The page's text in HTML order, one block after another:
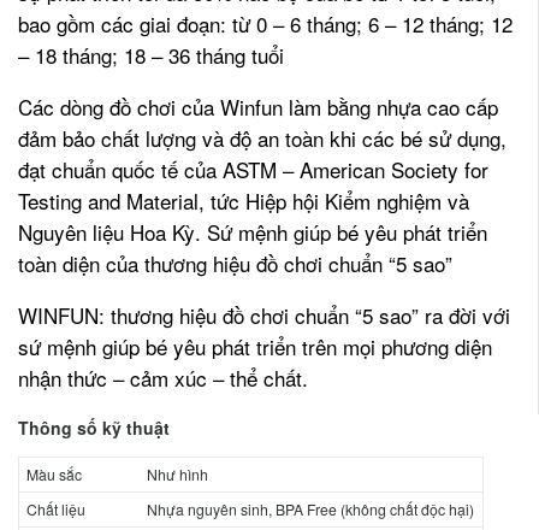
bao gồm các giai đoạn: từ 0 – 6 tháng; 6 – 12 tháng; 12
– 18 tháng; 18 – 36 tháng tuổi
Các dòng đồ chơi của Winfun làm bằng nhựa cao cấp
đảm bảo chất lượng và độ an toàn khi các bé sử dụng,
đạt chuẩn quốc tế của ASTM – American Society for
Testing and Material, tức Hiệp hội Kiểm nghiệm và
Nguyên liệu Hoa Kỳ. Sứ mệnh giúp bé yêu phát triển
toàn diện của thương hiệu đồ chơi chuẩn “5 sao”
WINFUN: thương hiệu đồ chơi chuẩn “5 sao” ra đời với
sứ mệnh giúp bé yêu phát triển trên mọi phương diện
nhận thức – cảm xúc – thể chất.
Thông số kỹ thuật
Màu sắc
Như hình
Chất liệu
Nhựa nguyên sinh, BPA Free (không chất độc hại)